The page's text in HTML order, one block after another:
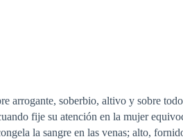
arrogante, soberbio, altivo y sobre
fije su atención en la mujer
la sangre en las venas; alto,